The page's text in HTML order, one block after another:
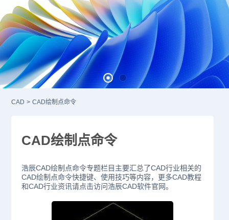
CAD > CAD绘制点命令
CAD绘制点命令
浩辰CAD绘制点命令专题栏目主要汇总了CAD行业相关的
CAD绘制点命令快捷键、使用技巧等内容，更多CAD教程
和CAD行业资讯请点击访问浩辰CAD软件官网。